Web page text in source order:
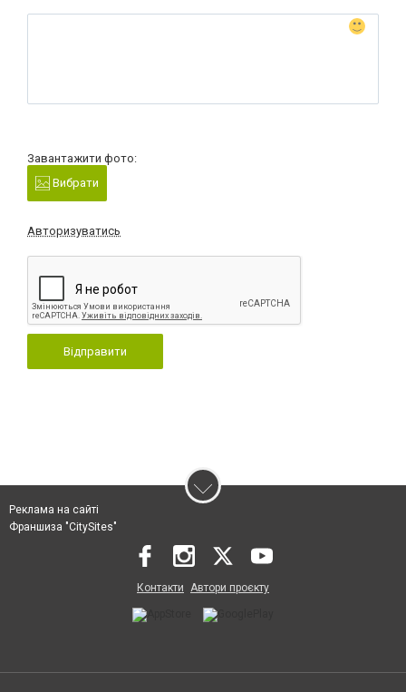
Завантажити фото:
Вибрати
Авторизуватись
Відправити
Реклама на сайті
Франшиза "CitySites"
Контакти Автори проєкту